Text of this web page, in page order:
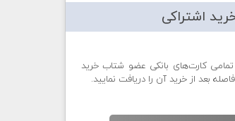
اشتراکی
کارت‌های بانکی عضو شتاب خرید
بعد از خرید آن را دریافت نمایید.